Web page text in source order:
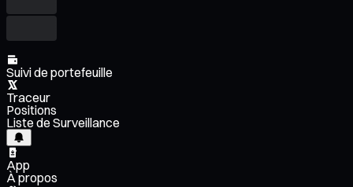
Suivi de portefeuille
Traceur
Positions
Liste de Surveillance
App
À propos